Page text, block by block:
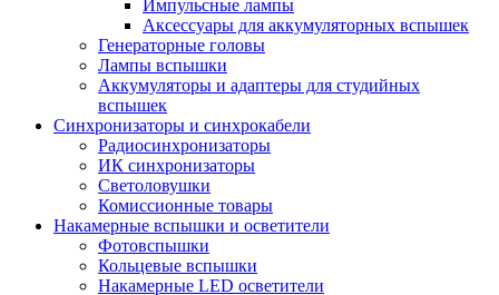
Импульсные лампы
Аксессуары для аккумуляторных вспышек
Генераторные головы
Лампы вспышки
Аккумуляторы и адаптеры для студийных
вспышек
Синхронизаторы и синхрокабели
Радиосинхронизаторы
ИК синхронизаторы
Светоловушки
Комиссионные товары
Накамерные вспышки и осветители
Фотовспышки
Кольцевые вспышки
Накамерные LED осветители